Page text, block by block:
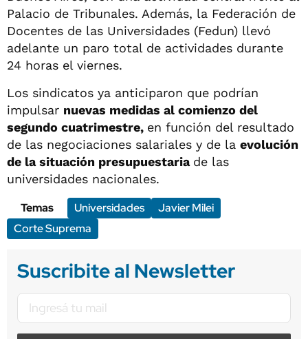
Palacio de Tribunales. Además, la Federación de
Docentes de las Universidades (Fedun) llevó
adelante un paro total de actividades durante
24 horas el viernes.
Los sindicatos ya anticiparon que podrían
impulsar nuevas medidas al comienzo del
segundo cuatrimestre, en función del resultado
de las negociaciones salariales y de la evolución
de la situación presupuestaria de las
universidades nacionales.
Temas
Universidades
Javier Milei
Corte Suprema
Suscribite al Newsletter